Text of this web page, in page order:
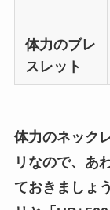
体力のブレ
スレット
体力のネック
リなので、あ
ておきましょ